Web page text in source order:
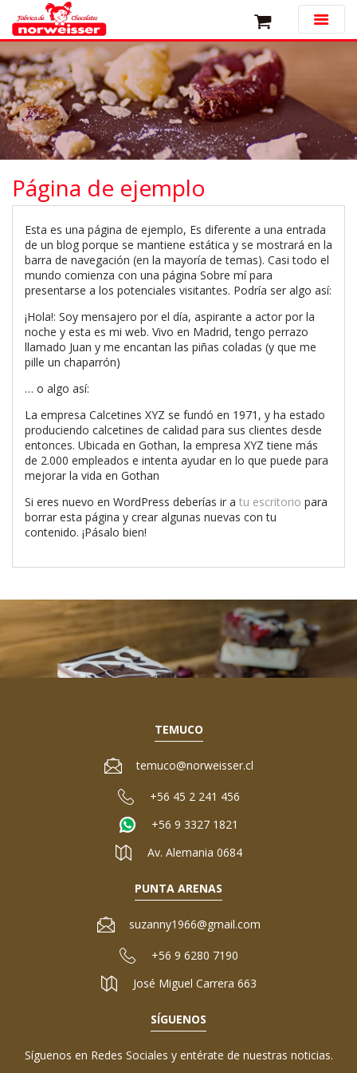
Página de ejemplo
Esta es una página de ejemplo, Es diferente a una entrada
de un blog porque se mantiene estática y se mostrará en la
barra de navegación (en la mayoría de temas). Casi todo el
mundo comienza con una página Sobre mí para
presentarse a los potenciales visitantes. Podría ser algo así:
¡Hola!: Soy mensajero por el día, aspirante a actor por la
noche y esta es mi web. Vivo en Madrid, tengo perrazo
llamado Juan y me encantan las piñas coladas (y que me
pille un chaparrón)
… o algo así:
La empresa Calcetines XYZ se fundó en 1971, y ha estado
produciendo calcetines de calidad para sus clientes desde
entonces. Ubicada en Gothan, la empresa XYZ tiene más
de 2.000 empleados e intenta ayudar en lo que puede para
mejorar la vida en Gothan
Si eres nuevo en WordPress deberías ir a tu escritorio para
borrar esta página y crear algunas nuevas con tu
contenido. ¡Pásalo bien!
TEMUCO
temuco@norweisser.cl
+56 45 2 241 456
+56 9 3327 1821
Av. Alemania 0684
PUNTA ARENAS
suzanny1966@gmail.com
+56 9 6280 7190
José Miguel Carrera 663
SÍGUENOS
Síguenos en Redes Sociales y entérate de nuestras noticias.